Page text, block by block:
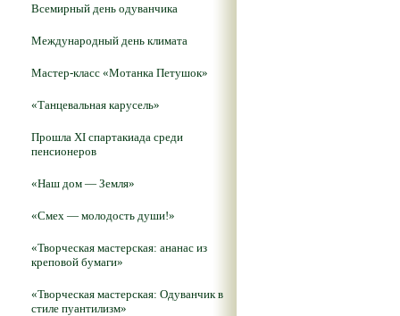
Всемирный день одуванчика
Международный день климата
Мастер-класс «Мотанка Петушок»
«Танцевальная карусель»
Прошла XI спартакиада среди
пенсионеров
«Наш дом — Земля»
«Смех — молодость души!»
«Творческая мастерская: ананас из
креповой бумаги»
«Творческая мастерская: Одуванчик в
стиле пуантилизм»